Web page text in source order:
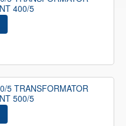
400/5
5 TRANSFORMATOR
500/5